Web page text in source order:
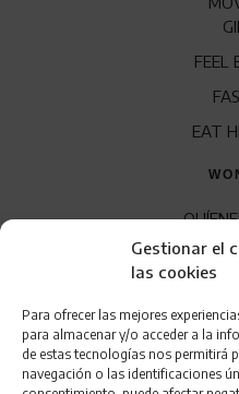
Gestionar el
las cookies
Para ofrecer las mejores
para almacenar y/o acceder a la
de estas tecnologías nos permitirá
navegación o las identificaciones
FEEL
EAT